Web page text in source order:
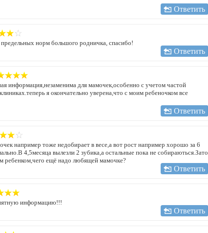
Ответить
предельных норм большого родничка, спасибо!
Ответить
информация,незаменима для мамочек,особенно с учетом частой
я окончательно уверена,что с моим ребеночком все
Ответить
например тоже недобирает в весе,а вот рост например хорошо за 6
4,5месяца вылезли 2 зубика,а остальные пока не собираються.Зато
ребенком,чего ещё надо любящей мамочке?
Ответить
информацию!!!
Ответить